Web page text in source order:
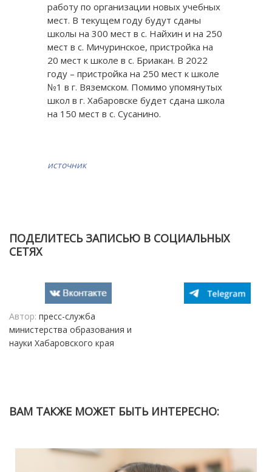
работу по организации новых учебных
мест. В текущем году будут сданы
школы на 300 мест в с. Найхин и на 250
мест в с. Мичуринское, пристройка на
20 мест к школе в с. Бриакан. В 2022
году – пристройка на 250 мест к школе
№1 в г. Вяземском. Помимо упомянутых
школ в г. Хабаровске будет сдана школа
на 150 мест в с. Сусанино.
источник
ПОДЕЛИТЕСЬ ЗАПИСЬЮ В СОЦИАЛЬНЫХ
СЕТЯХ
Автор: пресс-служба
министерства образования и
науки Хабаровского края
ВАМ ТАКЖЕ МОЖЕТ БЫТЬ ИНТЕРЕСНО: